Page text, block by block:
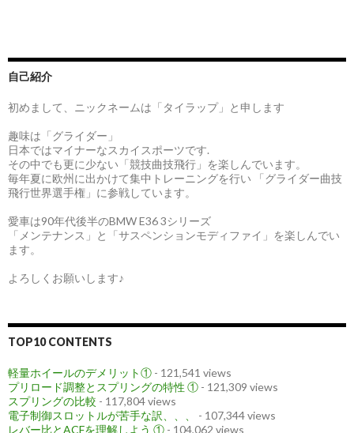
自己紹介
初めまして、ニックネームは「タイラップ」と申します
趣味は「グライダー」
日本ではマイナーなスカイスポーツです.
その中でも更に少ない「競技曲技飛行」を楽しんでいます。
毎年夏に欧州に出かけて集中トレーニングを行い 「グライダー曲技
飛行世界選手権」に参戦しています。
愛車は90年代後半のBMW E36 3シリーズ
「メンテナンス」と「サスペンションモディファイ」を楽しんでい
ます。
よろしくお願いします♪
TOP10 CONTENTS
軽量ホイールのデメリット① - 121,541 views
プリロード調整とスプリングの特性 ① - 121,309 views
スプリングの比較 - 117,804 views
電子制御スロットルが苦手な訳、、、
- 107,344 views
レバー比とACFを理解しよう ① - 104,062 views